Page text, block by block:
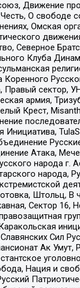
Движение
О свободе
Омская
Северное
Клуба
Правый сектор,
армия,
Крест,
Инициатива,
Атака,
народа г.
народа,
Штольц, В
Сектор 16,
Сил
Ак Умут,
Нация и